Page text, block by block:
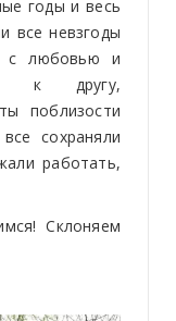
годы и весь
все невзгоды
с любовью и
к другу,
поблизости
сохраняли
работать,
Склоняем